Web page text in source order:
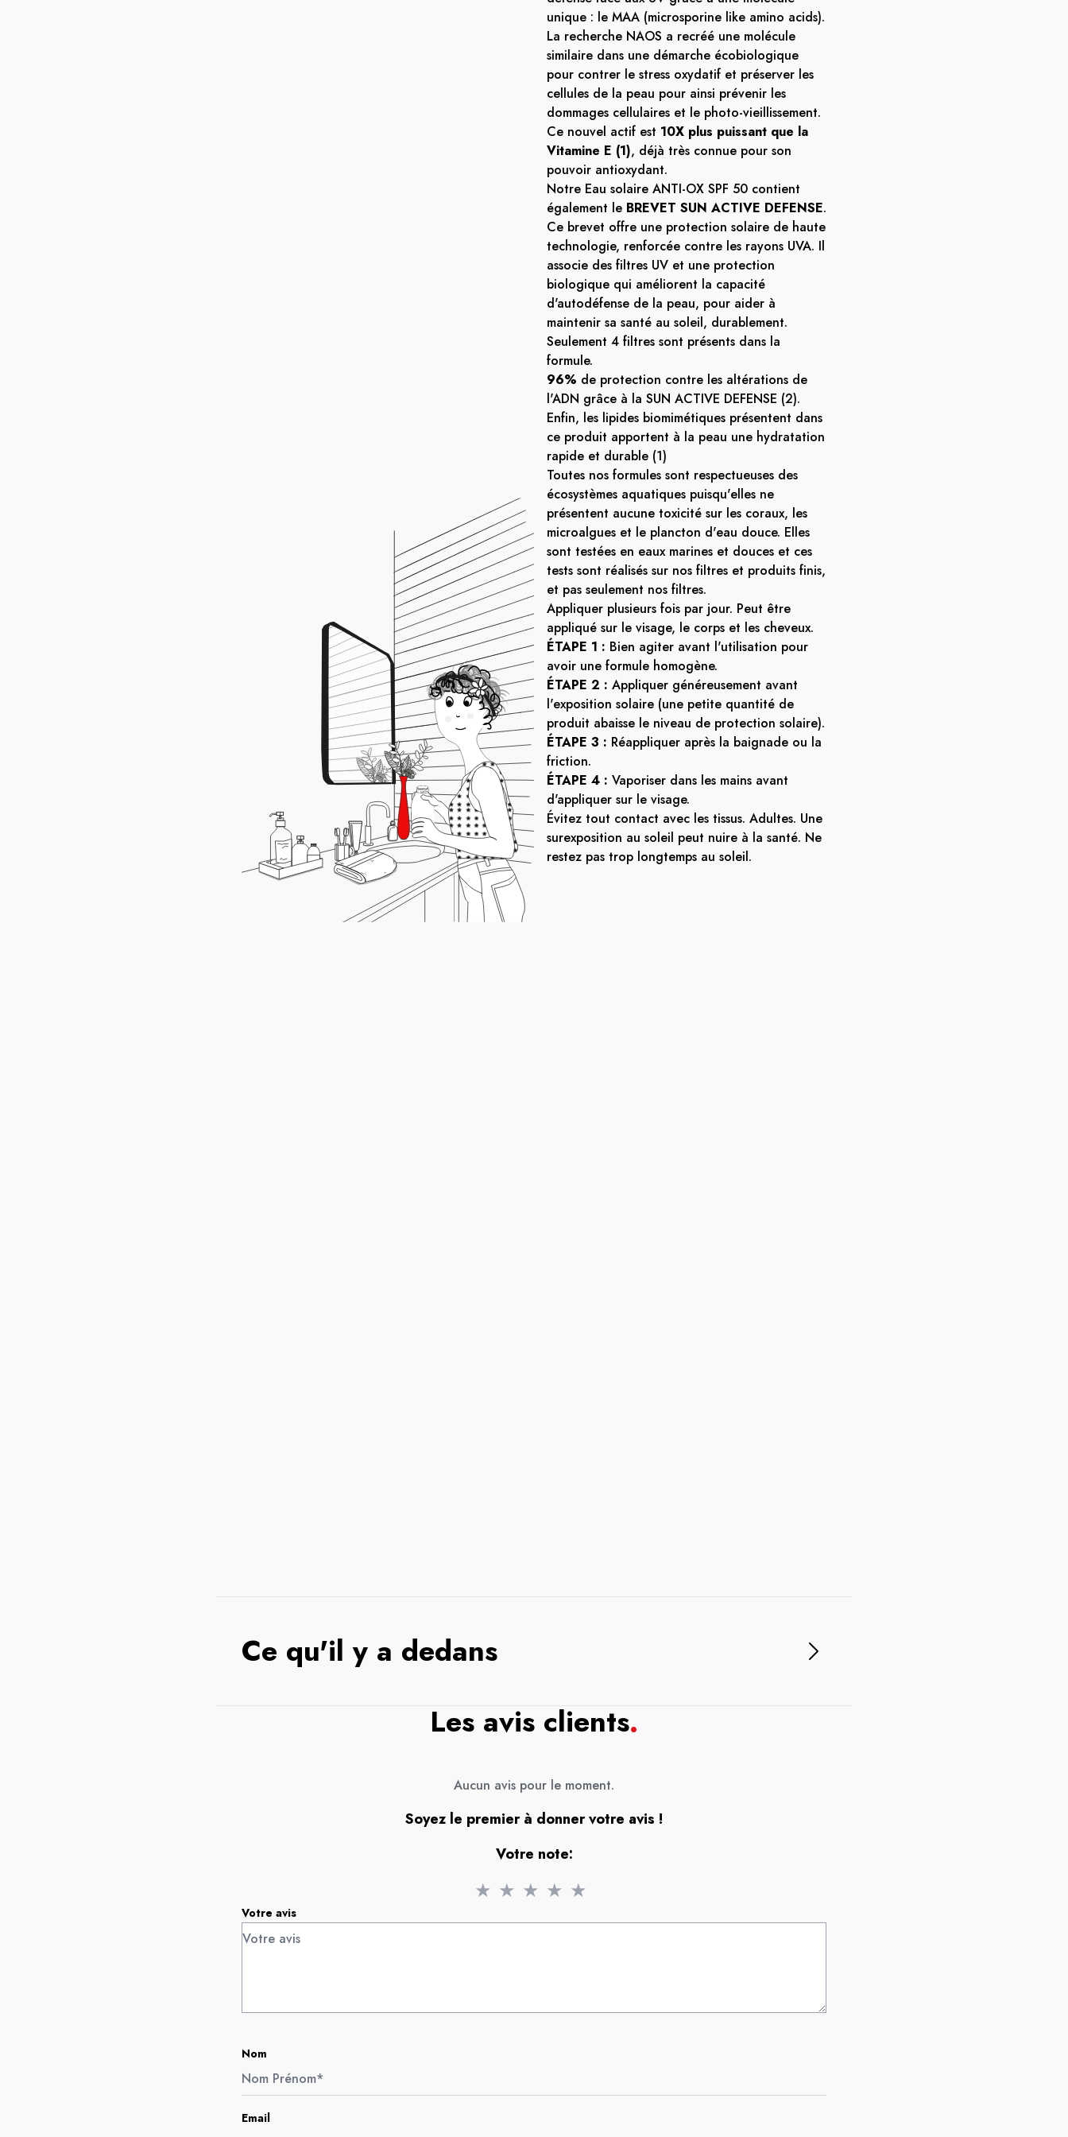
unique : le MAA (microsporine like amino acids).
La recherche NAOS a recréé une molécule
similaire dans une démarche écobiologique
pour contrer le stress oxydatif et préserver les
cellules de la peau pour ainsi prévenir les
dommages cellulaires et le photo-vieillissement.
Ce nouvel actif est 10X plus puissant que la
Vitamine E (1), déjà très connue pour son
pouvoir antioxydant.
Notre Eau solaire ANTI-OX SPF 50 contient
également le BREVET SUN ACTIVE DEFENSE.
Ce brevet offre une protection solaire de haute
technologie, renforcée contre les rayons UVA. Il
associe des filtres UV et une protection
biologique qui améliorent la capacité
d'autodéfense de la peau, pour aider à
maintenir sa santé au soleil, durablement.
Seulement 4 filtres sont présents dans la
formule.
96% de protection contre les altérations de
l'ADN grâce à la SUN ACTIVE DEFENSE (2).
Enfin, les lipides biomimétiques présentent dans
ce produit apportent à la peau une hydratation
rapide et durable (1)
Toutes nos formules sont respectueuses des
écosystèmes aquatiques puisqu'elles ne
présentent aucune toxicité sur les coraux, les
microalgues et le plancton d'eau douce. Elles
sont testées en eaux marines et douces et ces
tests sont réalisés sur nos filtres et produits finis,
et pas seulement nos filtres.
Appliquer plusieurs fois par jour. Peut être
appliqué sur le visage, le corps et les cheveux.
ÉTAPE 1 : Bien agiter avant l'utilisation pour
avoir une formule homogène.
ÉTAPE 2 : Appliquer généreusement avant
l'exposition solaire (une petite quantité de
produit abaisse le niveau de protection solaire).
ÉTAPE 3 : Réappliquer après la baignade ou la
friction.
ÉTAPE 4 : Vaporiser dans les mains avant
d'appliquer sur le visage.
Évitez tout contact avec les tissus. Adultes. Une
surexposition au soleil peut nuire à la santé. Ne
restez pas trop longtemps au soleil.
Ce qu'il y a dedans
Les avis clients.
Aucun avis pour le moment.
Soyez le premier à donner votre avis !
Votre note:
★ ★ ★ ★ ★
Votre avis
Nom
Email